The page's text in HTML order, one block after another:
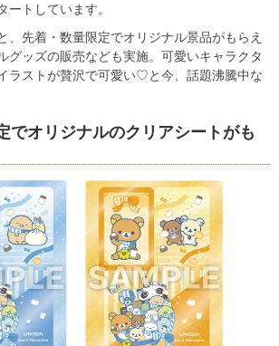
ートしています。
、先着・数量限定でオリジナル景品がもらえ
グッズの販売なども実施。可愛いキャラクタ
ラストが贅沢で可愛い♡と今、話題沸騰中な
でオリジナルのクリアシートがも